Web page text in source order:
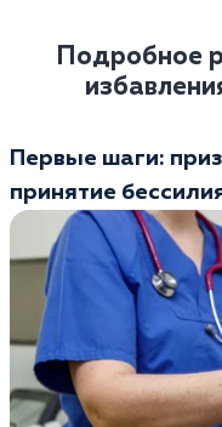
Подробное
Первые шаги:
принятие